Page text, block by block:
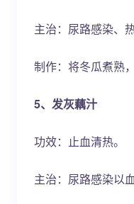
主治：尿路感染、
制作：将冬瓜煮熟
5、发灰藕汁
功效：止血清热。
主治：尿路感染以